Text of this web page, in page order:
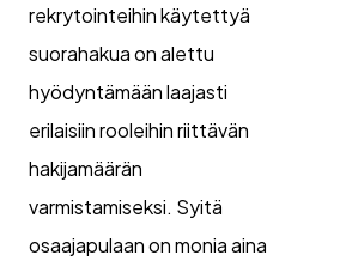
rekrytointeihin käytettyä
suorahakua on alettu
hyödyntämään laajasti
erilaisiin rooleihin riittävän
hakijamäärän
varmistamiseksi. Syitä
osaajapulaan on monia aina